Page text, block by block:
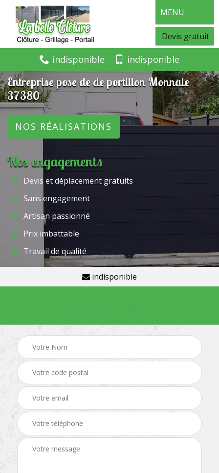
MENU
Devis gratuit
indisponible indisponible
Entreprise pose de de portillon Monnaie
37380
NOS RÉALISATIONS
Nos engagements
Devis et déplacement gratuits
Sans engagement
Artisan passionné
Prix imbattable
Travail de qualité
indisponible